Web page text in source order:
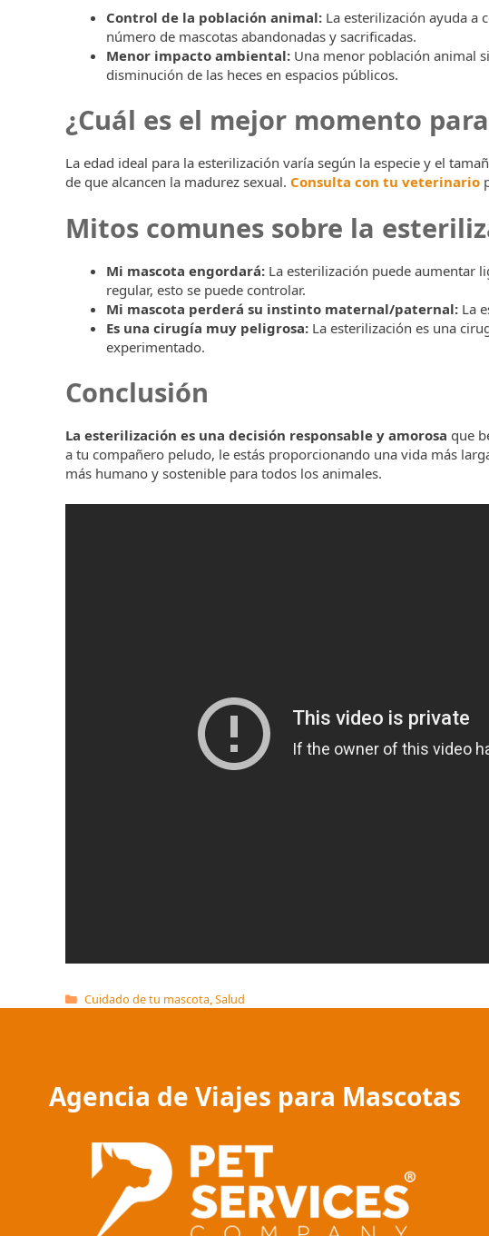
Control de la población animal: La esterilización ayuda a
número de mascotas abandonadas y sacrificadas.
Menor impacto ambiental: Una menor población animal
disminución de las heces en espacios públicos.
¿Cuál es el mejor momento
La edad ideal para la esterilización varía según la especie y el
de que alcancen la madurez sexual. Consulta con tu veterinario
Mitos comunes sobre la
Mi mascota engordará: La esterilización puede aumentar
regular, esto se puede controlar.
Mi mascota perderá su instinto maternal/paternal: La
Es una cirugía muy peligrosa: La esterilización es una
experimentado.
Conclusión
La esterilización es una decisión responsable y amorosa que
a tu compañero peludo, le estás proporcionando una vida más
más humano y sostenible para todos los animales.
Categorías
Cuidado de tu mascota,Salud
Agencia de Viajes para Mascotas